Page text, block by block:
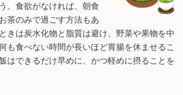
。食欲がなければ、朝食
茶のみで過ごす方法もあ
きは炭水化物と脂質は避け、野菜や果物を中
も食べない時間が長いほど胃腸を休ませるこ
はできるだけ早めに、かつ軽めに摂ることを